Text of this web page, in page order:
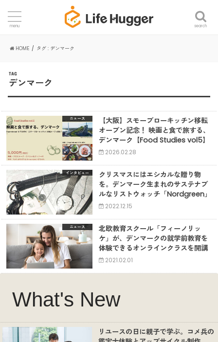
search
menu
HOME タグ : デンマーク
TAG
デンマーク
ニュース
【大阪】スモーブローキッチン移転
オープン記念！ 映画と食で旅する、
デンマーク【Food Studies vol5】
2026.02.28
インタビュー
クリスマスにはエシカルな贈り物
を。デンマーク生まれのサステナブ
ルなリストウォッチ「Nordgreen」
2022.12.15
ニュース
北欧教育スクール「フィーノリッ
ケ」が、デンマークの就学前教育を
体験できるオンラインクラスを開講
2021.02.01
What's New
リユースの日に親子で学ぶ。コメ兵の